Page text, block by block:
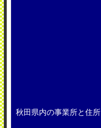
秋田県内の事業所と住所